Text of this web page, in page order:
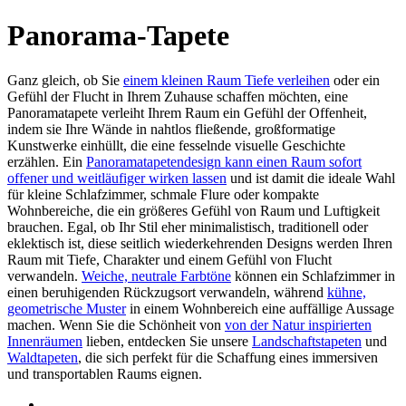
Panorama-Tapete
Ganz gleich, ob Sie einem kleinen Raum Tiefe verleihen oder ein
Gefühl der Flucht in Ihrem Zuhause schaffen möchten, eine
Panoramatapete verleiht Ihrem Raum ein Gefühl der Offenheit,
indem sie Ihre Wände in nahtlos fließende, großformatige
Kunstwerke einhüllt, die eine fesselnde visuelle Geschichte
erzählen. Ein Panoramatapetendesign kann einen Raum sofort
offener und weitläufiger wirken lassen und ist damit die ideale Wahl
für kleine Schlafzimmer, schmale Flure oder kompakte
Wohnbereiche, die ein größeres Gefühl von Raum und Luftigkeit
brauchen. Egal, ob Ihr Stil eher minimalistisch, traditionell oder
eklektisch ist, diese seitlich wiederkehrenden Designs werden Ihren
Raum mit Tiefe, Charakter und einem Gefühl von Flucht
verwandeln. Weiche, neutrale Farbtöne können ein Schlafzimmer in
einen beruhigenden Rückzugsort verwandeln, während kühne,
geometrische Musterin einem Wohnbereich eine auffällige Aussage
machen. Wenn Sie die Schönheit von von der Natur inspirierten
Innenräumen lieben, entdecken Sie unsere Landschaftstapeten und
Waldtapeten, die sich perfekt für die Schaffung eines immersiven
und transportablen Raums eignen.